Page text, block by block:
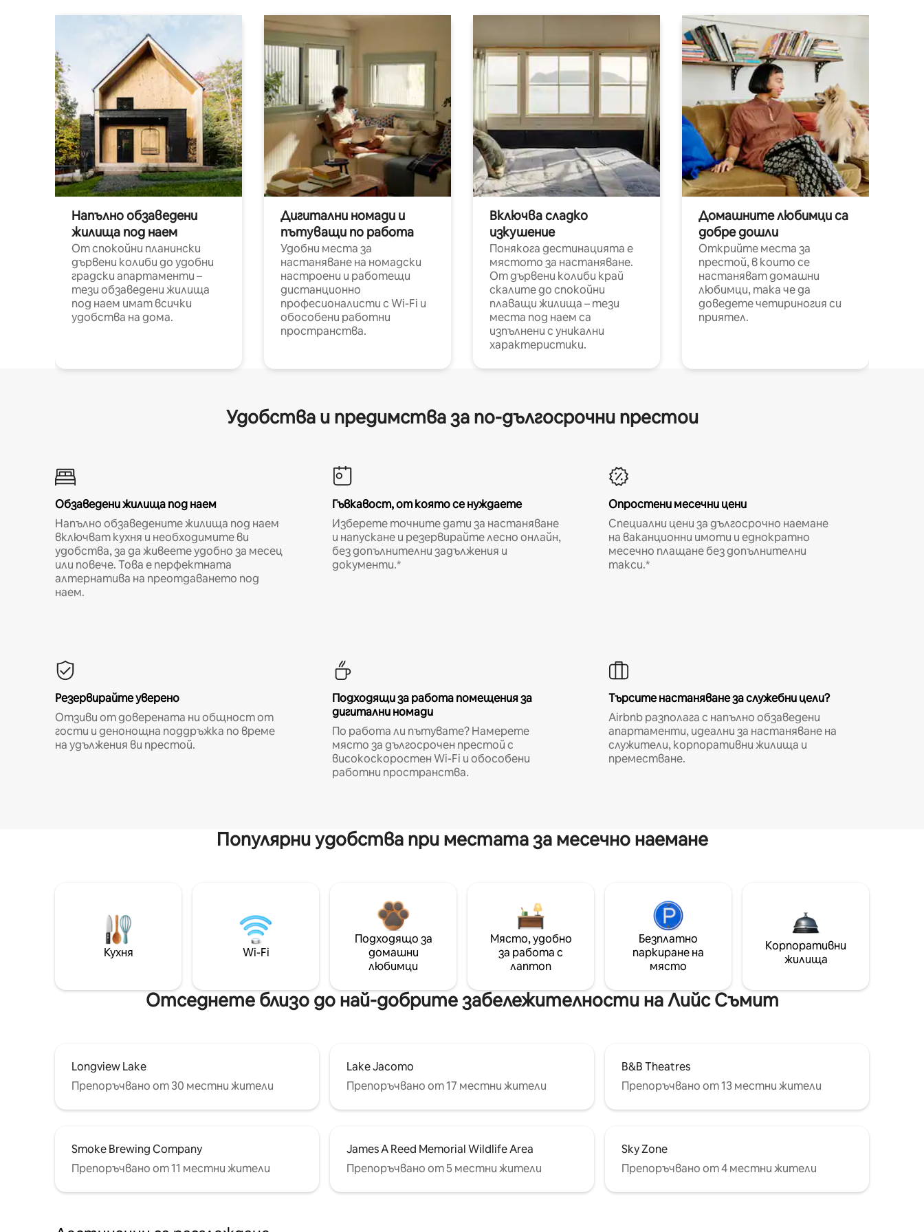
Напълно обзаведени
жилища под наем
От спокойни планински
дървени колиби до удобни
градски апартаменти –
тези обзаведени жилища
под наем имат всички
удобства на дома.
Дигитални номади и
пътуващи по работа
Удобни места за
настаняване на номадски
настроени и работещи
дистанционно
професионалисти с Wi-Fi и
обособени работни
пространства.
Включва сладко
изкушение
Понякога дестинацията е
мястото за настаняване.
От дървени колиби край
скалите до спокойни
плаващи жилища – тези
места под наем са
изпълнени с уникални
характеристики.
Домашните любимци са
добре дошли
Открийте места за
престой, в които се
настаняват домашни
любимци, така че да
доведете четириногия си
приятел.
Удобства и предимства за по-дългосрочни престои
Обзаведени жилища под наем
Напълно обзаведените жилища под наем
включват кухня и необходимите ви
удобства, за да живеете удобно за месец
или повече. Това е перфектната
алтернатива на преотдаването под
наем.
Гъвкавост, от която се нуждаете
Изберете точните дати за настаняване
и напускане и резервирайте лесно онлайн,
без допълнителни задължения и
документи.*
Опростени месечни цени
Специални цени за дългосрочно наемане
на ваканционни имоти и еднократно
месечно плащане без допълнителни
такси.*
Резервирайте уверено
Отзиви от доверената ни общност от
гости и денонощна поддръжка по време
на удължения ви престой.
Подходящи за работа помещения за
дигитални номади
По работа ли пътувате? Намерете
място за дългосрочен престой с
високоскоростен Wi-Fi и обособени
работни пространства.
Търсите настаняване за служебни цели?
Airbnb разполага с напълно обзаведени
апартаменти, идеални за настаняване на
служители, корпоративни жилища и
преместване.
Популярни удобства при местата за месечно наемане
Кухня Wi-Fi
Подходящо за
домашни
любимци
Място, удобно
за работа с
лаптоп
Безплатно
паркиране на
място
Корпоративни
жилища
Отседнете близо до най-добрите забележителности на Лийс Съмит
Longview Lake
Препоръчвано от 30 местни жители
Lake Jacomo
Препоръчвано от 17 местни жители
B&B Theatres
Препоръчвано от 13 местни жители
Smoke Brewing Company
Препоръчвано от 11 местни жители
James A Reed Memorial Wildlife Area
Препоръчвано от 5 местни жители
Sky Zone
Препоръчвано от 4 местни жители